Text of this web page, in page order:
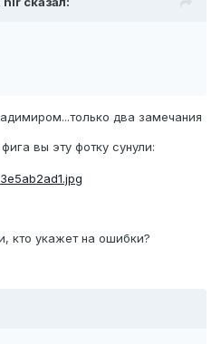
два замечания
вы эту фотку сунули:
кто укажет на ошибки?